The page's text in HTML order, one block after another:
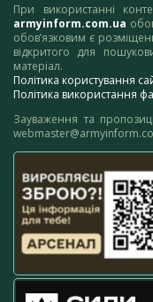
При використанні
armyinform.com.ua
обов’язковим є
відкритого для
матеріал.
Політика користування
Політика використання
Зауваження та